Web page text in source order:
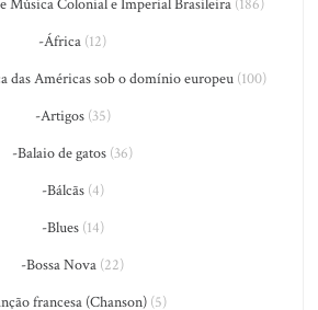
Música Colonial e Imperial Brasileira (186)
-África (12)
das Américas sob o domínio europeu(100)
-Artigos(35)
-Balaio de gatos (36)
-Bálcãs(4)
-Blues(14)
-Bossa Nova (22)
francesa (Chanson)(5)